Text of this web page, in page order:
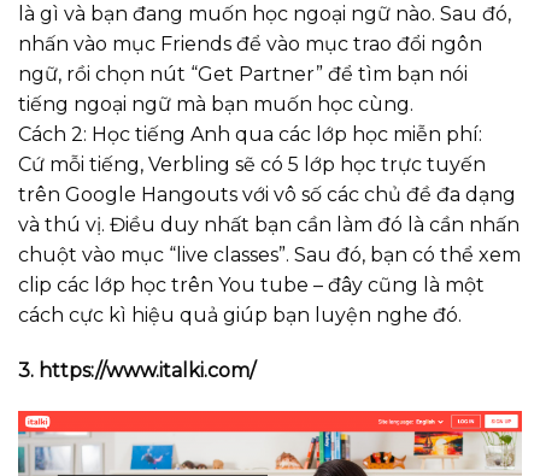
là gì và bạn đang muốn học ngoại ngữ nào. Sau đó,
nhấn vào mục Friends để vào mục trao đổi ngôn
ngữ, rồi chọn nút “Get Partner” để tìm bạn nói
tiếng ngoại ngữ mà bạn muốn học cùng.
Cách 2: Học tiếng Anh qua các lớp học miễn phí:
Cứ mỗi tiếng, Verbling sẽ có 5 lớp học trực tuyến
trên Google Hangouts với vô số các chủ đề đa dạng
và thú vị. Điều duy nhất bạn cần làm đó là cần nhấn
chuột vào mục “live classes”. Sau đó, bạn có thể xem
clip các lớp học trên You tube – đây cũng là một
cách cực kì hiệu quả giúp bạn luyện nghe đó.
3. https://www.italki.com/